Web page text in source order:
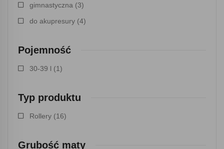
gimnastyczna (3)
do akupresury (4)
Pojemność
30-39 l (1)
Typ produktu
Rollery (16)
Grubość maty